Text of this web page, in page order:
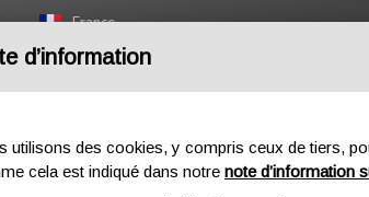
France
HOME OUTDOOR PROFESSIONNEL
d’information
utilisons des cookies, y compris ceux de tiers,
cela est indiqué dans notre note d’information